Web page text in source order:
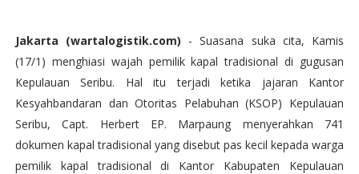
Jakarta (wartalogistik.com) - Suasana suka cita, Kamis
(17/1) menghiasi wajah pemilik kapal tradisional di gugusan
Kepulauan Seribu. Hal itu terjadi ketika jajaran Kantor
Kesyahbandaran dan Otoritas Pelabuhan (KSOP) Kepulauan
Seribu, Capt. Herbert EP. Marpaung menyerahkan 741
dokumen kapal tradisional yang disebut pas kecil kepada warga
pemilik kapal tradisional di Kantor Kabupaten Kepulauan